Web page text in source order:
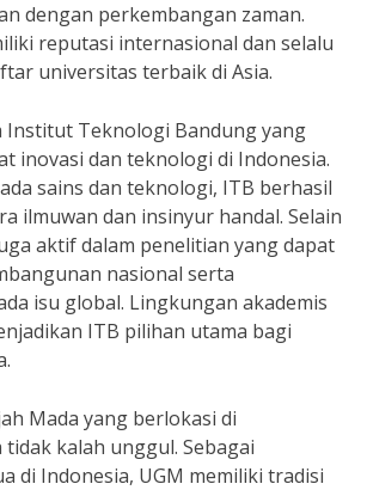
dengan perkembangan zaman.
reputasi internasional dan selalu
universitas terbaik di Asia.
Institut Teknologi Bandung yang
inovasi dan teknologi di Indonesia.
sains dan teknologi, ITB berhasil
ilmuwan dan insinyur handal. Selain
aktif dalam penelitian yang dapat
nasional serta
isu global. Lingkungan akademis
ITB pilihan utama bagi
Mada yang berlokasi di
kalah unggul. Sebagai
di Indonesia, UGM memiliki tradisi